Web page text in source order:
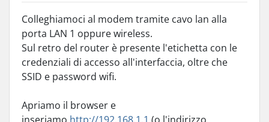
Colleghiamoci al modem tramite cavo lan alla
porta LAN 1 oppure wireless.
Sul retro del router è presente l'etichetta con le
credenziali di accesso all'interfaccia, oltre che
SSID e password wifi.
Apriamo il browser e